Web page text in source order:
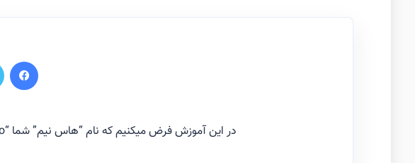
فیسبوک
در این آموزش فرض میکنیم که نام “هاس نیم” شما “pluto” است.